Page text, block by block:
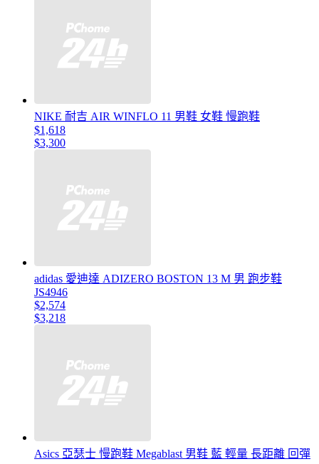
NIKE 耐吉 AIR WINFLO 11 男鞋 女鞋 慢跑鞋
$1,618
$3,300
adidas 愛迪達 ADIZERO BOSTON 13 M 男 跑步鞋
JS4946
$2,574
$3,218
Asics 亞瑟士 慢跑鞋 Megablast 男鞋 藍 輕量 長距離 回彈